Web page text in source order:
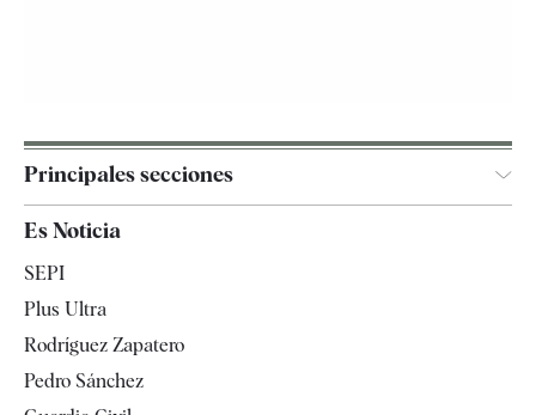
Principales secciones
España
Televisión
Es Noticia
SEPI
Plus Ultra
Rodríguez Zapatero
Pedro Sánchez